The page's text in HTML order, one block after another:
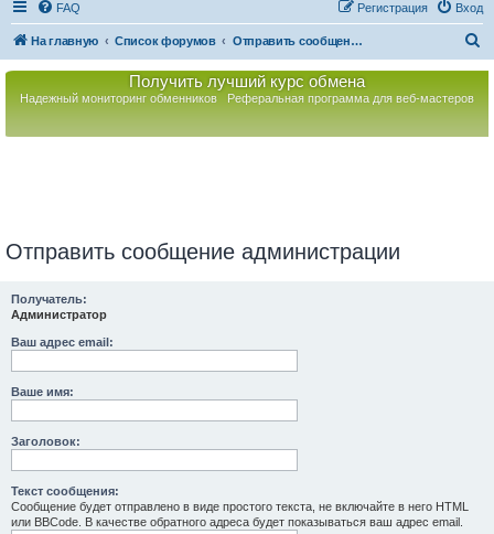
FAQ Вход
Регистрация
На главную Список форумов Отправить сообщение администрации
Получить лучший курс обмена
Надежный мониторинг обменников Реферальная программа для веб-мастеров
Отправить сообщение администрации
Получатель:
Администратор
Ваш адрес email:
Ваше имя:
Заголовок:
Текст сообщения:
Сообщение будет отправлено в виде простого текста, не включайте в него HTML
или BBCode. В качестве обратного адреса будет показываться ваш адрес email.